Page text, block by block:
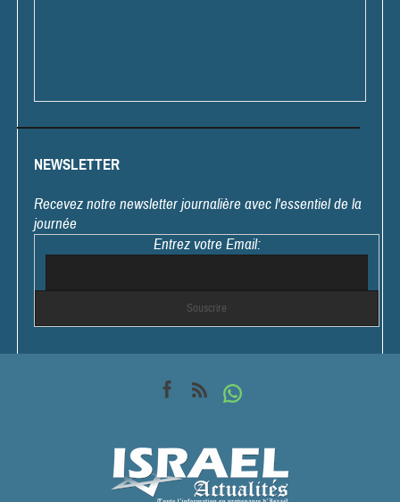
NEWSLETTER
Recevez notre newsletter journalière avec l'essentiel de la
journée
Entrez votre Email: